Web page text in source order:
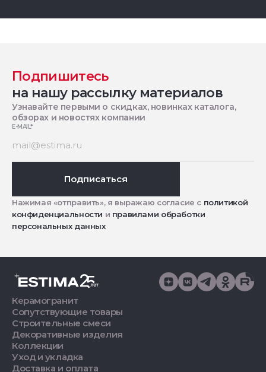
Подпишитесь
на нашу рассылку материалов
Узнавайте первыми о скидках, новинках каталога,
обзорах и новостях компании
E-MAIL*
Подписаться
Нажимая «отправить», я выражаю согласие с политикой
конфиденциальности и правилами обработки
персональных данных
Керамогранит
Сопутствующие товары
Строительные смеси
Декоративные изделия
Коллекции
Уход и укладка
Доставка и оплата